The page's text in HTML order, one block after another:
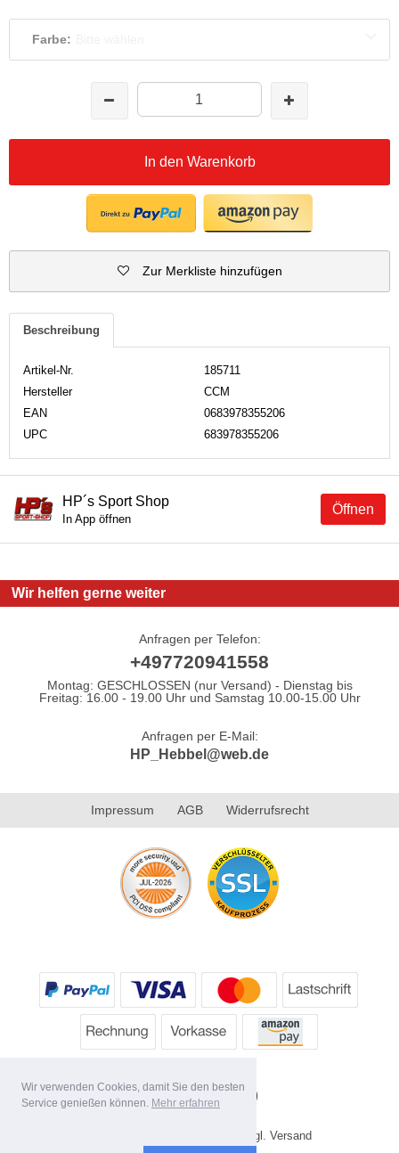
Wir verwenden Cookies, damit Sie den besten
Service genießen können. Mehr erfahren
Farbe:
In den Warenkorb
Zur Merkliste hinzufügen
Beschreibung
Artikel-Nr.
185711
Hersteller
CCM
EAN
0683978355206
UPC
683978355206
Öffnen
HP´s Sport Shop
In App öffnen
Wir helfen gerne weiter
Anfragen per Telefon:
+497720941558
Montag: GESCHLOSSEN (nur Versand) - Dienstag bis
Freitag: 16.00 - 19.00 Uhr und Samstag 10.00-15.00 Uhr
Anfragen per E-Mail:
HP_Hebbel@web.de
Impressum AGB Widerrufsrecht
* Alle Preise inkl. MwSt. evtl. zzgl. Versand